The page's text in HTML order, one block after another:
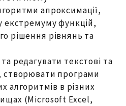
апроксимації,
екстремуму функцій,
рішення рівнянь та
редагувати текстові та
створювати програми
алгоритмів в різних
(Microsoft Excel,